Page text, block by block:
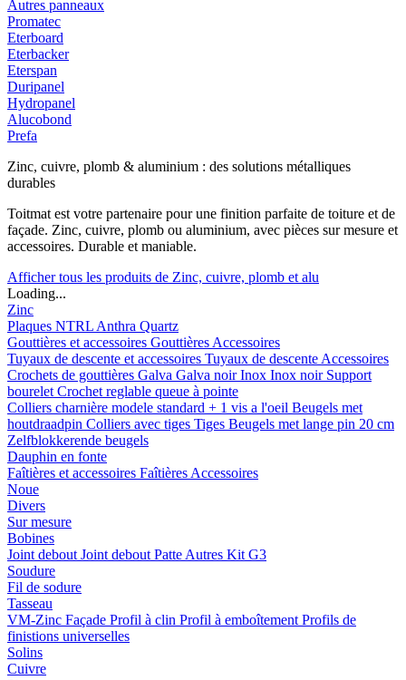
Autres panneaux
Promatec
Eterboard
Eterbacker
Eterspan
Duripanel
Hydropanel
Alucobond
Prefa
Zinc, cuivre, plomb & aluminium : des solutions métalliques
durables
Toitmat est votre partenaire pour une finition parfaite de toiture et de
façade. Zinc, cuivre, plomb ou aluminium, avec pièces sur mesure et
accessoires. Durable et maniable.
Afficher tous les produits de Zinc, cuivre, plomb et alu
Loading...
Zinc
Plaques NTRL Anthra Quartz
Gouttières et accessoires Gouttières Accessoires
Tuyaux de descente et accessoires Tuyaux de descente Accessoires
Crochets de gouttières Galva Galva noirInox Inox noir Support
bourelet Crochet reglable queue à pointe
Colliers charnière modele standard + 1 vis a l'oeil Beugels met
houtdraadpin Colliers avec tiges Tiges Beugels met lange pin 20 cm
Zelfblokkerende beugels
Dauphin en fonte
Faîtières et accessoires Faîtières Accessoires
Noue
Divers
Sur mesure
Bobines
Joint debout Joint debout Patte Autres Kit G3
Soudure
Fil de sodure
Tasseau
VM-Zinc Façade Profil à clin Profil à emboîtement Profils de
finistions universelles
Solins
Cuivre